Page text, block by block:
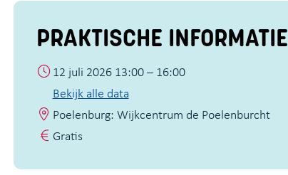
PRAKTISCHE INFORMATIE
12 juli 2026 13:00 – 16:00
Bekijk alle data
Poelenburg: Wijkcentrum de Poelenburcht
Gratis